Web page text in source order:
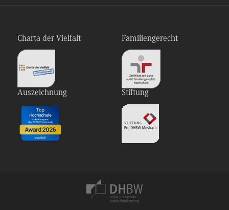
Charta der Vielfalt Familiengerecht
Auszeichnung Stiftung